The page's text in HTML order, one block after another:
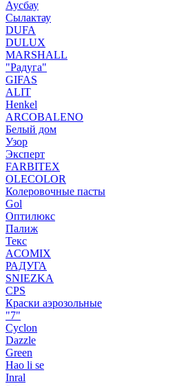
Аусбау
Сылактау
DUFA
DULUX
MARSHALL
"Радуга"
GIFAS
ALIT
Henkel
ARCOBALENO
Белый дом
Узор
Эксперт
FARBITEX
OLECOLOR
Колеровочные пасты
Gol
Оптилюкс
Палиж
Текс
ACOMIX
РАДУГА
SNIEZKA
CPS
Краски аэрозольные
"7"
Cyclon
Dazzle
Green
Hao li se
Inral